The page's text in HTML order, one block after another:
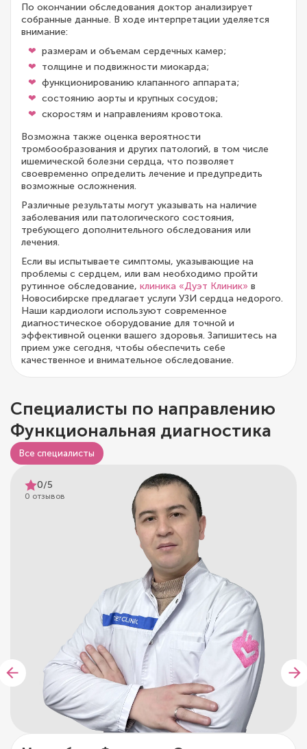
По окончании обследования доктор анализирует
собранные данные. В ходе интерпретации уделяется
внимание:
размерам и объемам сердечных камер;
толщине и подвижности миокарда;
функционированию клапанного аппарата;
состоянию аорты и крупных сосудов;
скоростям и направлениям кровотока.
Возможна также оценка вероятности
тромбообразования и других патологий, в том числе
ишемической болезни сердца, что позволяет
своевременно определить лечение и предупредить
возможные осложнения.
Различные результаты могут указывать на наличие
заболевания или патологического состояния,
требующего дополнительного обследования или
лечения.
Если вы испытываете симптомы, указывающие на
проблемы с сердцем, или вам необходимо пройти
рутинное обследование, клиника «Дуэт Клиник» в
Новосибирске предлагает услуги УЗИ сердца недорого.
Наши кардиологи используют современное
диагностическое оборудование для точной и
эффективной оценки вашего здоровья. Запишитесь на
прием уже сегодня, чтобы обеспечить себе
качественное и внимательное обследование.
Специалисты по направлению
Функциональная диагностика
Все специалисты
0/5
0 отзывов